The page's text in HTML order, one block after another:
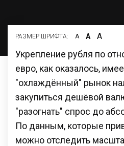
РАЗМЕР ШРИФТА: А А А
Укрепление рубля по
евро, как оказалось,
"охлаждённый" рынок
закупиться дешёвой
"разогнать" спрос до
По данным, которые
можно отследить